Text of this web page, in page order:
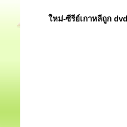
ใหม่-ซีรีย์เกาหลีถูก dvd